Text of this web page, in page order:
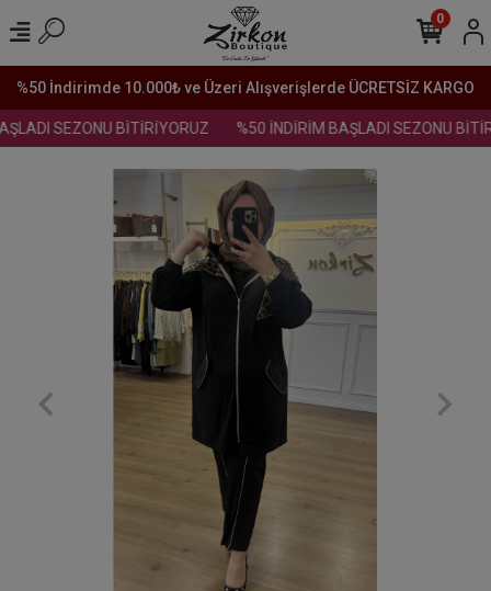
%50 İndirimde 10.000₺ ve Üzeri Alışverişlerde ÜCRETSİZ KARGO
SEZONU BİTİRİYORUZ %50 İNDİRİM BAŞLADI SEZONU
0